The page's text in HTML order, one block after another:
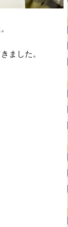
ました。